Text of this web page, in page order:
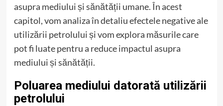
asupra mediului și sănătății umane. În acest
capitol, vom analiza în detaliu efectele negative ale
utilizării petrolului și vom explora măsurile care
pot fi luate pentru a reduce impactul asupra
mediului și sănătății.
Poluarea mediului datorată utilizării
petrolului